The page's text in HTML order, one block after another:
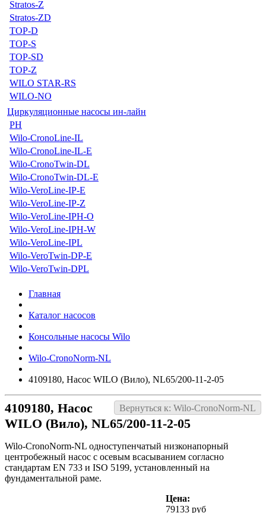
Stratos-Z
Stratos-ZD
TOP-D
TOP-S
TOP-SD
TOP-Z
WILO STAR-RS
WILO-NO
Циркуляционные насосы ин-лайн
PH
Wilo-CronoLine-IL
Wilo-CronoLine-IL-E
Wilo-CronoTwin-DL
Wilo-CronoTwin-DL-E
Wilo-VeroLine-IP-E
Wilo-VeroLine-IP-Z
Wilo-VeroLine-IPH-O
Wilo-VeroLine-IPH-W
Wilo-VeroLine-IPL
Wilo-VeroTwin-DP-E
Wilo-VeroTwin-DPL
Главная
Каталог насосов
Консольные насосы Wilo
Wilo-CronoNorm-NL
4109180, Насос WILO (Вило), NL65/200-11-2-05
Вернуться к: Wilo-CronoNorm-NL
4109180, Насос
WILO (Вило), NL65/200-11-2-05
Wilo-CronoNorm-NL одноступенчатый низконапорный
центробежный насос с осевым всасыванием согласно
стандартам EN 733 и ISO 5199, установленный на
фундаментальной раме.
Цена:
79133 руб